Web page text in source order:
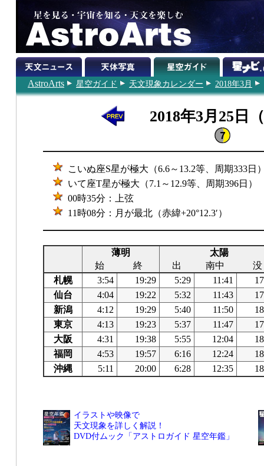
AstroArts 星空ガイド 天文現象カレンダー 2018年3月
2018年3月25日
こいぬ座S星が極大（6.6～13.2等、周期333日
いて座T星が極大（7.1～12.9等、周期396日）
00時35分：上弦
11時08分：月が最北（赤緯+20°12.3′）
薄明
太陽
始
終 出 南中
没
札幌
3:54 19:29 5:29 11:41
仙台
4:04 19:22 5:32 11:43
新潟
4:12 19:29 5:40 11:50
東京
4:13 19:23 5:37 11:47
大阪
4:31 19:38 5:55 12:04
福岡
4:53 19:57 6:16 12:24
沖縄
5:11 20:00 6:28 12:35
イラストや映像で
天文現象を詳しく解説！
DVD付ムック「アストロガイド 星空年鑑」